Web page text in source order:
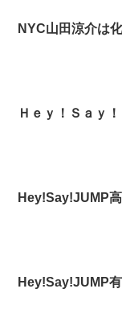
NYC山田涼介は
Ｈｅｙ！Ｓａｙ
Hey!Say!JUMP
Hey!Say!JUMP